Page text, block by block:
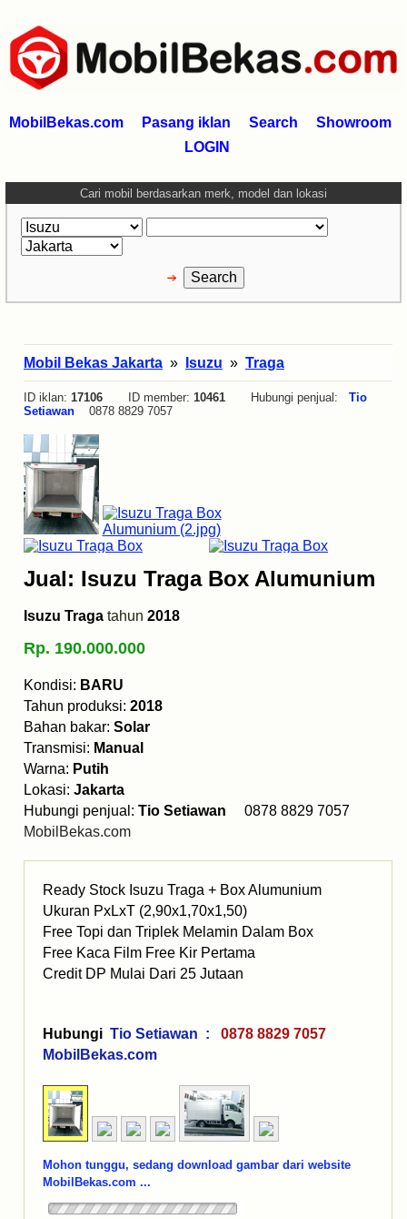
MobilBekas.com Pasang iklan Search
Showroom
LOGIN
Cari mobil berdasarkan merk, model dan lokasi
Mobil Bekas Jakarta » Isuzu » Traga
ID iklan: 17106 ID member: 10461 Hubungi penjual: Tio
Setiawan
0878 8829 7057
Jual: Isuzu Traga Box Alumunium
Isuzu Traga tahun 2018
Rp. 190.000.000
Kondisi: BARU
Tahun produksi: 2018
Bahan bakar: Solar
Transmisi: Manual
Warna: Putih
Lokasi: Jakarta
Hubungi penjual: Tio Setiawan 0878 8829 7057
MobilBekas.com
Ready Stock Isuzu Traga + Box Alumunium
Ukuran PxLxT (2,90x1,70x1,50)
Free Topi dan Triplek Melamin Dalam Box
Free Kaca Film Free Kir Pertama
Credit DP Mulai Dari 25 Jutaan
Hubungi Tio Setiawan :
0878 8829 7057
MobilBekas.com
Mohon tunggu, sedang download gambar dari website
MobilBekas.com ...